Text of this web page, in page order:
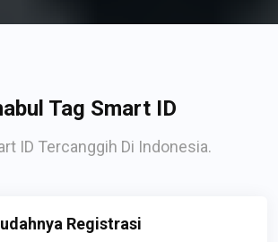
Tag Smart ID
ID Tercanggih Di Indonesia.
Registrasi